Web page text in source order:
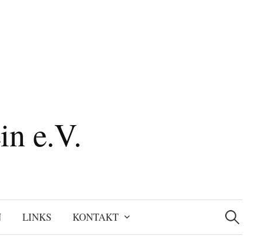
e.V.
LINKS KONTAKT
Suchen
nach: